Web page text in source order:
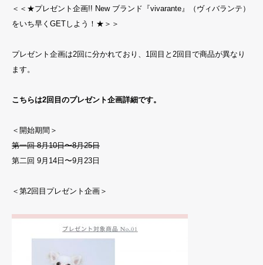
＜＜★プレゼント企画!! New ブランド『vivarante』（ヴィバランテ）
をいち早くGETしよう！★＞＞
プレゼント企画は2回に分かれており、1回目と2回目で商品が異なり
ます。
こちらは2回目のプレゼント企画詳細です。
＜開始期間＞
第一回 8月10日〜8月25日
第二回 9月14日〜9月23日
＜第2回目プレゼント企画＞